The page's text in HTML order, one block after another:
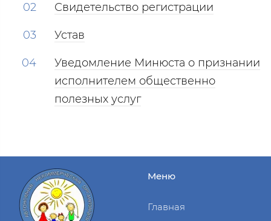
Свидетельство регистрации
Устав
Уведомление Минюста о признании
исполнителем общественно
полезных услуг
Меню
Главная